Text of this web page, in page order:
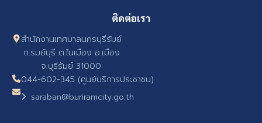
ติดต่อเรา
สำนักงานเทศบาลนครบุรีรัมย์
ถ.รมย์บุรี ต.ในเมือง อ.เมือง
จ.บุรีรัมย์ 31000
044-602-345 (ศูนย์บริการประชาชน)
saraban@buriramcity.go.th